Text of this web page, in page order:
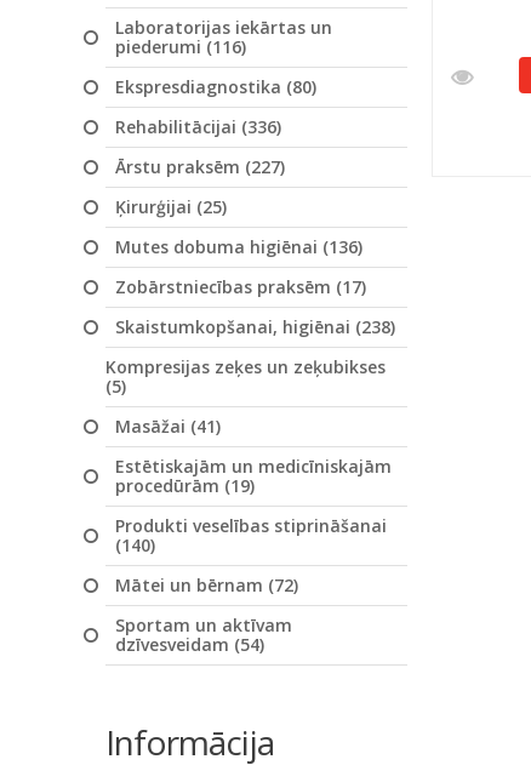
Laboratorijas iekārtas un
piederumi (116)
Ekspresdiagnostika (80)
Rehabilitācijai (336)
Ārstu praksēm (227)
Ķirurģijai (25)
Mutes dobuma higiēnai (136)
Zobārstniecības praksēm (17)
Skaistumkopšanai, higiēnai (238)
Kompresijas zeķes un zeķubikses
(5)
Masāžai (41)
Estētiskajām un medicīniskajām
procedūrām (19)
Produkti veselības stiprināšanai
(140)
Mātei un bērnam (72)
Sportam un aktīvam
dzīvesveidam (54)
Informācija